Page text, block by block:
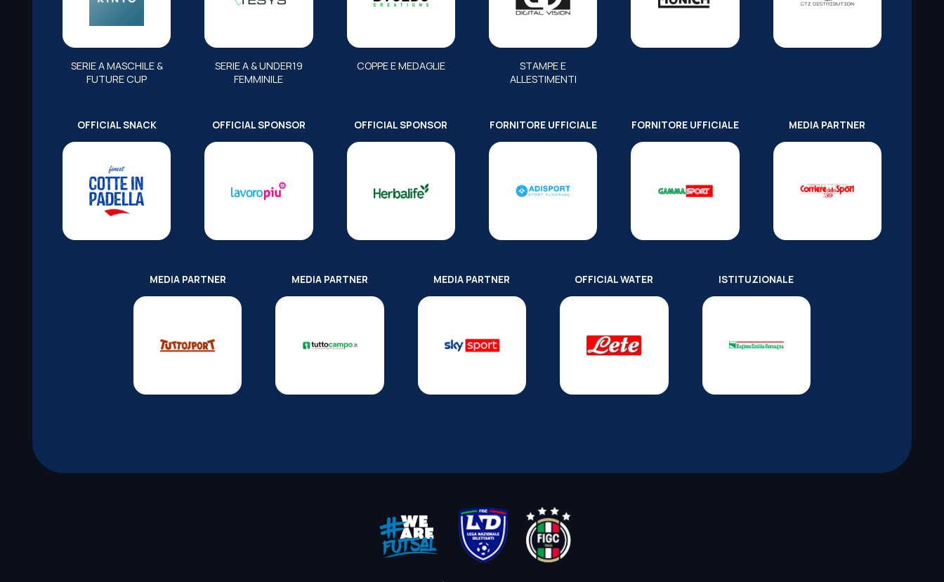
SERIE A MASCHILE &
FUTURE CUP
SERIE A & UNDER19
FEMMINILE
COPPE E MEDAGLIE
STAMPE E
ALLESTIMENTI
OFFICIAL SNACK OFFICIAL SPONSOR OFFICIAL SPONSOR FORNITORE UFFICIALE FORNITORE UFFICIALE MEDIA PARTNER
MEDIA PARTNER MEDIA PARTNER MEDIA PARTNER OFFICIAL WATER ISTITUZIONALE